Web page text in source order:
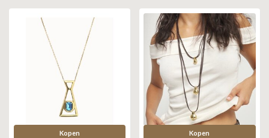
GNOES
REBEL & ROSE
SILK | SALE
SER INTREPIDA | SS25
HORLOGE
CADEAU MAN
CADEAUTJES TOT € 50
CADEAUTJES TOT € 100
CADEAUTJES VANAF € 100
Kopen Kopen